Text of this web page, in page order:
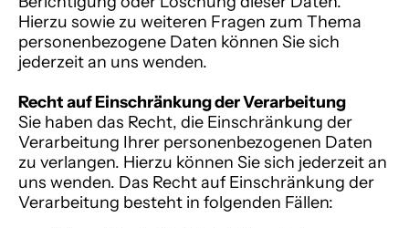
Hierzu sowie zu weiteren Fragen zum Thema
personenbezogene Daten können Sie sich
jederzeit an uns wenden.
Recht auf Einschränkung der Verarbeitung
Sie haben das Recht, die Einschränkung der
Verarbeitung Ihrer personenbezogenen Daten
zu verlangen. Hierzu können Sie sich jederzeit an
uns wenden. Das Recht auf Einschränkung der
Verarbeitung besteht in folgenden Fällen: